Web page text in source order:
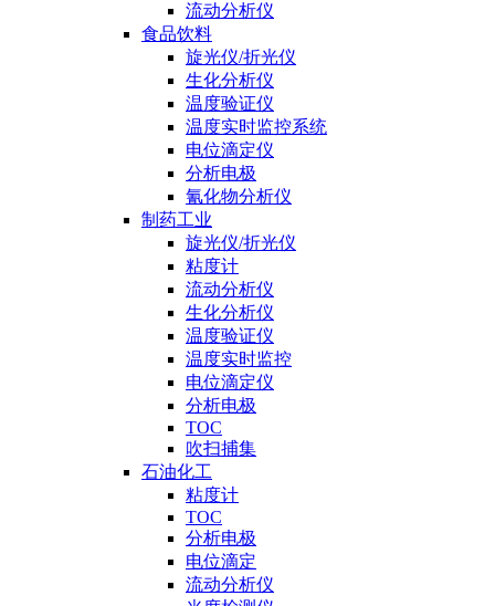
流动分析仪
食品饮料
旋光仪/折光仪
生化分析仪
温度验证仪
温度实时监控系统
电位滴定仪
分析电极
氰化物分析仪
制药工业
旋光仪/折光仪
粘度计
流动分析仪
生化分析仪
温度验证仪
温度实时监控
电位滴定仪
分析电极
TOC
吹扫捕集
石油化工
粘度计
TOC
分析电极
电位滴定
流动分析仪